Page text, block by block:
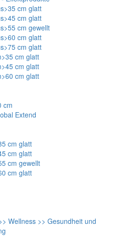
cm glatt
cm glatt
cm gewellt
cm glatt
cm glatt
cm glatt
cm glatt
cm glatt
cm
Extend
cm glatt
cm glatt
cm gewellt
cm glatt
Wellness >> Gesundheit und